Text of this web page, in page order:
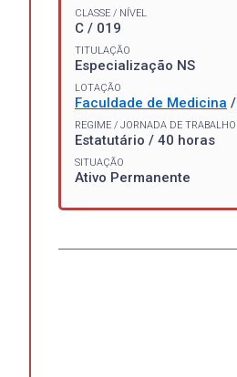
CLASSE / NÍVEL
C / 019
TITULAÇÃO
Especialização NS
LOTAÇÃO
Faculdade de Medicina /
REGIME / JORNADA DE TRABALHO
Estatutário / 40 horas
SITUAÇÃO
Ativo Permanente